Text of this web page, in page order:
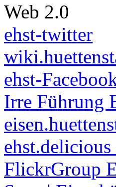
Web 2.0
ehst-twitter
ehst-
Irre Führung
FlickrGroup